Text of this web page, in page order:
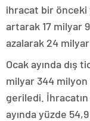
ihracat bir önceki
artarak 17 milyar
azalarak 24
Ocak ayında dış
milyar 344
geriledi. İhracatın
ayında yüzde